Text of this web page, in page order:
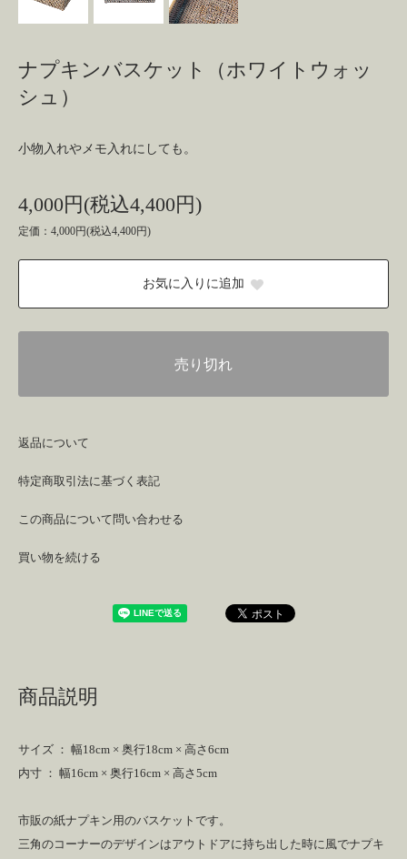
ナプキンバスケット（ホワイトウォッ
シュ）
小物入れやメモ入れにしても。
4,000円(税込4,400円)
定価：4,000円(税込4,400円)
お気に入りに追加
売り切れ
返品について
特定商取引法に基づく表記
この商品について問い合わせる
買い物を続ける
商品説明
サイズ ： 幅18cm × 奥行18cm × 高さ6cm
内寸 ： 幅16cm × 奥行16cm × 高さ5cm
市販の紙ナプキン用のバスケットです。
三角のコーナーのデザインはアウトドアに持ち出した時に風でナプキ